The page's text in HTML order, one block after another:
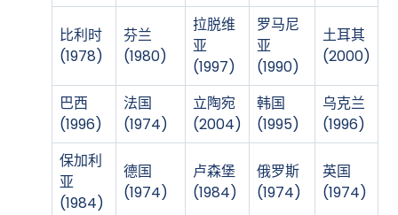
比利时
(1978)
芬兰
(1980)
拉脱维
亚
(1997)
罗马尼
亚
(1990)
土耳其
(2000)
巴西
(1996)
法国
(1974)
立陶宛
(2004)
韩国
(1995)
乌克兰
(1996)
保加利
亚
(1984)
德国
(1974)
卢森堡
(1984)
俄罗斯
(1974)
英国
(1974)